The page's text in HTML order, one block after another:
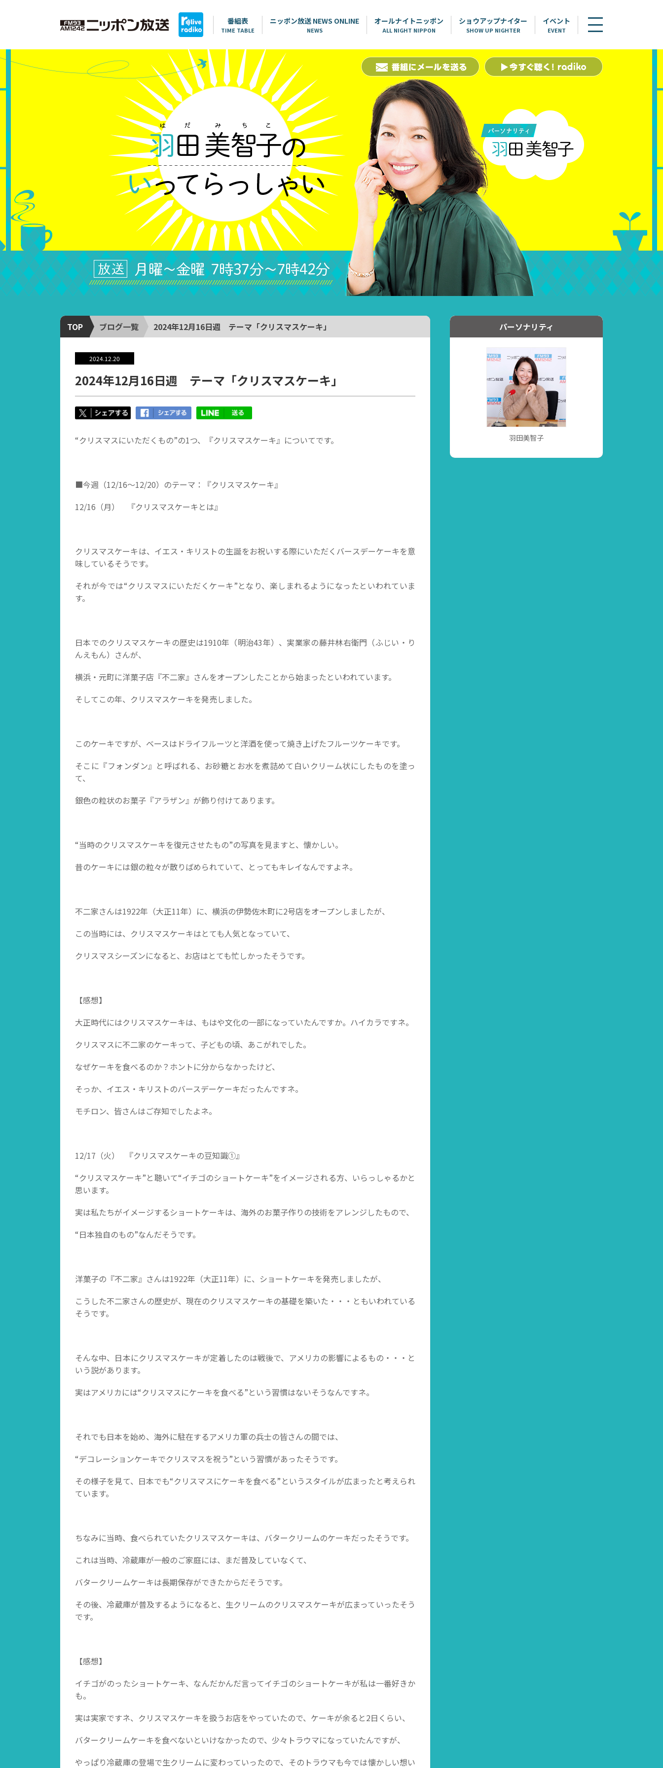
番組表
TIME TABLE
ニッポン放送 NEWS ONLINE
NEWS
オールナイトニッポン
ALL NIGHT NIPPON
ショウアップナイター
SHOW UP NIGHTER
イベント
EVENT
TOP ブログ一覧 2024年12月16日週 テーマ「クリスマスケーキ」
2024.12.20
2024年12月16日週 テーマ「クリスマスケーキ」
“クリスマスにいただくもの”の1つ、『クリスマスケーキ』についてです。
■今週（12/16～12/20）のテーマ：『クリスマスケーキ』
12/16（月） 『クリスマスケーキとは』
クリスマスケーキは、イエス・キリストの生誕をお祝いする際にいただくバースデーケーキを意
味しているそうです。
それが今では“クリスマスにいただくケーキ”となり、楽しまれるようになったといわれていま
す。
日本でのクリスマスケーキの歴史は1910年（明治43年）、実業家の藤井林右衛門（ふじい・り
んえもん）さんが、
横浜・元町に洋菓子店『不二家』さんをオープンしたことから始まったといわれています。
そしてこの年、クリスマスケーキを発売しました。
このケーキですが、ベースはドライフルーツと洋酒を使って焼き上げたフルーツケーキです。
そこに『フォンダン』と呼ばれる、お砂糖とお水を煮詰めて白いクリーム状にしたものを塗っ
て、
銀色の粒状のお菓子『アラザン』が飾り付けてあります。
“当時のクリスマスケーキを復元させたもの”の写真を見ますと、懐かしい。
昔のケーキには銀の粒々が散りばめられていて、とってもキレイなんですよネ。
不二家さんは1922年（大正11年）に、横浜の伊勢佐木町に2号店をオープンしましたが、
この当時には、クリスマスケーキはとても人気となっていて、
クリスマスシーズンになると、お店はとても忙しかったそうです。
【感想】
大正時代にはクリスマスケーキは、もはや文化の一部になっていたんですか。ハイカラですネ。
クリスマスに不二家のケーキって、子どもの頃、あこがれでした。
なぜケーキを食べるのか？ホントに分からなかったけど、
そっか、イエス・キリストのバースデーケーキだったんですネ。
モチロン、皆さんはご存知でしたよネ。
12/17（火） 『クリスマスケーキの豆知識①』
“クリスマスケーキ”と聴いて“イチゴのショートケーキ”をイメージされる方、いらっしゃるかと
思います。
実は私たちがイメージするショートケーキは、海外のお菓子作りの技術をアレンジしたもので、
“日本独自のもの”なんだそうです。
洋菓子の『不二家』さんは1922年（大正11年）に、ショートケーキを発売しましたが、
こうした不二家さんの歴史が、現在のクリスマスケーキの基礎を築いた・・・ともいわれている
そうです。
そんな中、日本にクリスマスケーキが定着したのは戦後で、アメリカの影響によるもの・・・と
いう説があります。
実はアメリカには“クリスマスにケーキを食べる”という習慣はないそうなんですネ。
それでも日本を始め、海外に駐在するアメリカ軍の兵士の皆さんの間では、
“デコレーションケーキでクリスマスを祝う”という習慣があったそうです。
その様子を見て、日本でも“クリスマスにケーキを食べる”というスタイルが広まったと考えられ
ています。
ちなみに当時、食べられていたクリスマスケーキは、バタークリームのケーキだったそうです。
これは当時、冷蔵庫が一般のご家庭には、まだ普及していなくて、
バタークリームケーキは長期保存ができたからだそうです。
その後、冷蔵庫が普及するようになると、生クリームのクリスマスケーキが広まっていったそう
です。
【感想】
イチゴがのったショートケーキ、なんだかんだ言ってイチゴのショートケーキが私は一番好きか
も。
実は実家ですネ、クリスマスケーキを扱うお店をやっていたので、ケーキが余ると2日くらい、
バタークリームケーキを食べないといけなかったので、少々トラウマになっていたんですが、
やっぱり冷蔵庫の登場で生クリームに変わっていったので、そのトラウマも今では懐かしい想い
パーソナリティ
羽田美智子